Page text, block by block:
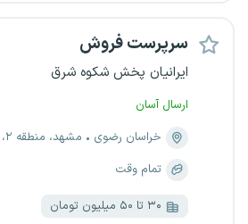
سرپرست فروش
ایرانیان پخش شکوه شرق
ارسال آسان
خراسان رضوی
مشهد، منطقه ۲، شهید مطهری شمالی
تمام وقت
۳۰ تا ۵۰ میلیون تومان